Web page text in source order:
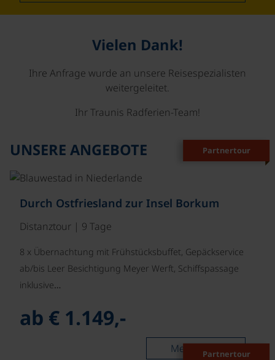
Vielen Dank!
Ihre Anfrage wurde an unsere Reisespezialisten
weitergeleitet.
Ihr Traunis Radferien-Team!
UNSERE ANGEBOTE Partnertour
Durch Ostfriesland zur Insel Borkum
Distanztour | 9 Tage
8 x Übernachtung mit Frühstücksbuffet, Gepäckservice
ab/bis Leer Besichtigung Meyer Werft, Schiffspassage
inklusive…
ab € 1.149,-
Mehr lesenPartnertour